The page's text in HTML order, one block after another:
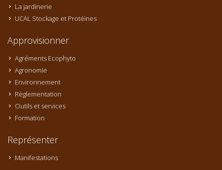
La jardinerie
UCAL Stockage et Protéines
Approvisionner
Agréments Ecophyto
Agronomie
Environnement
Règlementation
Outils et services
Formation
Représenter
Manifestations